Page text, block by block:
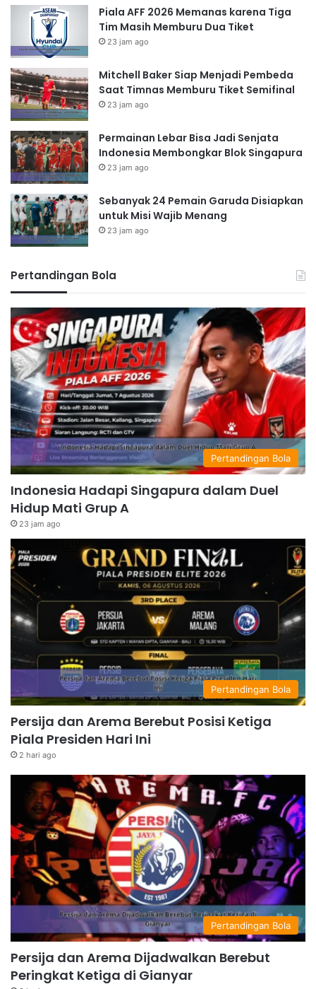
Piala AFF 2026 Memanas karena Tiga
Tim Masih Memburu Dua Tiket
23 jam ago
Mitchell Baker Siap Menjadi Pembeda
Saat Timnas Memburu Tiket Semifinal
23 jam ago
Permainan Lebar Bisa Jadi Senjata
Indonesia Membongkar Blok Singapura
23 jam ago
Sebanyak 24 Pemain Garuda Disiapkan
untuk Misi Wajib Menang
23 jam ago
Pertandingan Bola
Pertandingan Bola
Indonesia Hadapi Singapura dalam Duel
Hidup Mati Grup A
23 jam ago
Pertandingan Bola
Persija dan Arema Berebut Posisi Ketiga
Piala Presiden Hari Ini
2 hari ago
Pertandingan Bola
Persija dan Arema Dijadwalkan Berebut
Peringkat Ketiga di Gianyar